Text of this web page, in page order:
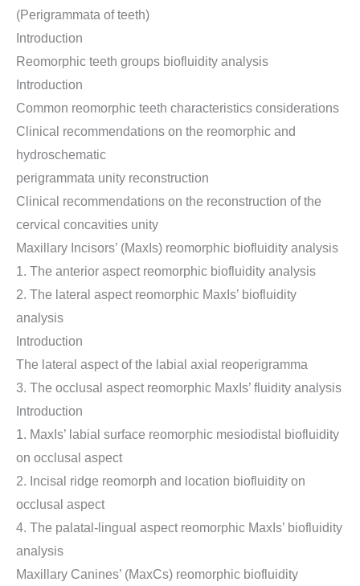
(Perigrammata of teeth)
Introduction
Reomorphic teeth groups biofluidity analysis
Introduction
Common reomorphic teeth characteristics considerations
Clinical recommendations on the reomorphic and
hydroschematic
perigrammata unity reconstruction
Clinical recommendations on the reconstruction of the
cervical concavities unity
Maxillary Incisors’ (MaxIs) reomorphic biofluidity analysis
1. The anterior aspect reomorphic biofluidity analysis
2. The lateral aspect reomorphic MaxIs’ biofluidity
analysis
Introduction
The lateral aspect of the labial axial reoperigramma
3. The occlusal aspect reomorphic MaxIs’ fluidity analysis
Introduction
1. MaxIs’ labial surface reomorphic mesiodistal biofluidity
on occlusal aspect
2. Incisal ridge reomorph and location biofluidity on
occlusal aspect
4. The palatal-lingual aspect reomorphic MaxIs’ biofluidity
analysis
Maxillary Canines’ (MaxCs) reomorphic biofluidity